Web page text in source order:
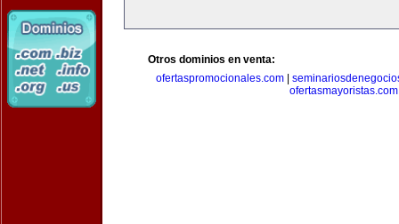
Otros dominios en venta:
ofertaspromocionales.com
ofertasmayoristas.com